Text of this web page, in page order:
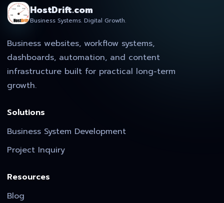
HostDrift.com
Business Systems. Digital Growth.
Business websites, workflow systems,
dashboards, automation, and content
infrastructure built for practical long-term
growth.
Solutions
Business System Development
Project Inquiry
Resources
Blog